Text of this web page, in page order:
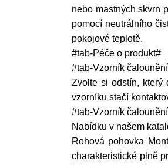
nebo mastných skvrn
pomocí neutrálního
pokojové teplotě.
#tab-Péče o produkt#
#tab-Vzorník
Zvolte si odstín, který
vzorníku stačí
#tab-Vzorník
Nabídku v našem
Rohová pohovka
charakteristické plně